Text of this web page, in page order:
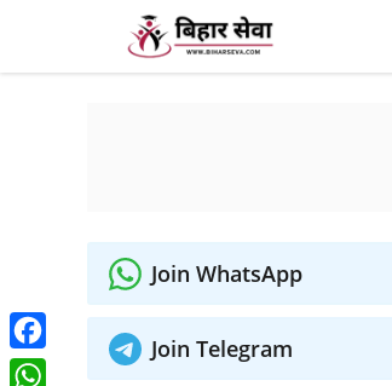
content
Join WhatsApp
Join Telegram
Facebook